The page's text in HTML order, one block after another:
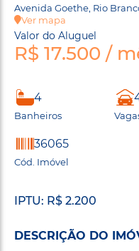
Avenida Goethe, Rio
Ver mapa
Valor do Aluguel
R$ 17.500 /
4
Banheiros
36065
Cód. Imóvel
IPTU: R$ 2.200
DESCRIÇÃO DO